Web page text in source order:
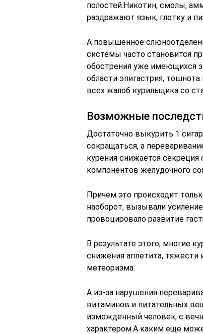
полостей.Никотин, смолы,
раздражают язык, глотку и
А повышенное
системы часто становится
обострения уже имеющихся
области эпигастрия,
всех жалоб курильщика со
Возможные
Достаточно выкурить 1
сокращаться, а
курения снижается
компонентов желудочного
Причем это происходит
наоборот, вызывали
провоцировало развитие
В результате этого, многие
снижения аппетита, тяжести
метеоризма.
А из-за нарушения
витаминов и питательных
изможденный человек, с
характером.А каким еще